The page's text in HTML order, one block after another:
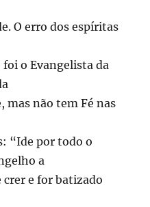
O erro dos espíritas
foi o Evangelista da
mas não tem Fé nas
“Ide por todo o
a
crer e for batizado